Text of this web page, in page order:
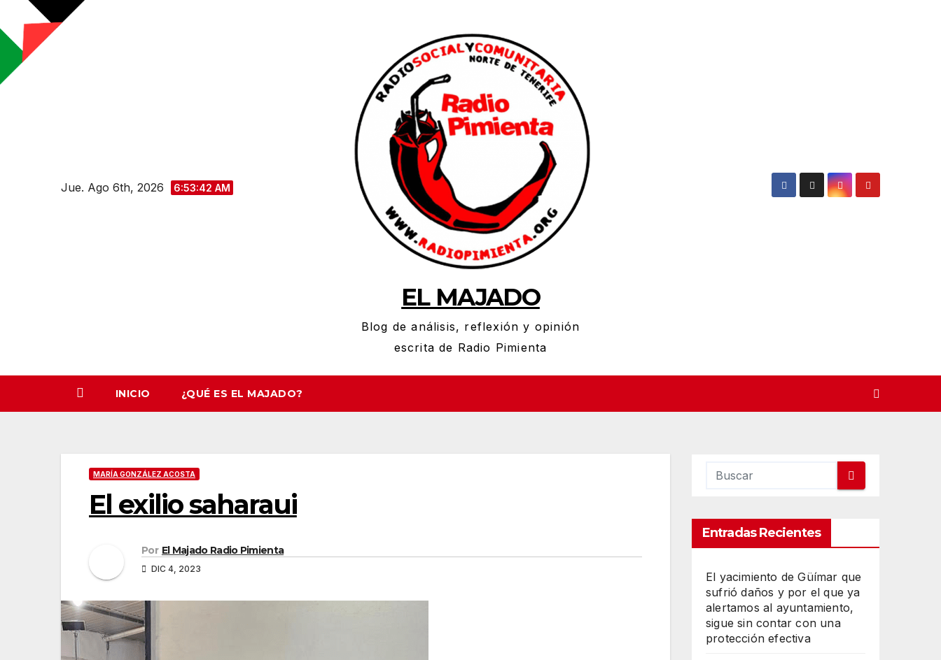
al
contenido
Jue. Ago 6th, 2026 6:53:43 AM
EL MAJADO
Blog de análisis, reflexión y opinión
escrita de Radio Pimienta
INICIO ¿QUÉ ES EL MAJADO?
MARÍA GONZÁLEZ ACOSTA
El exilio saharaui
Por El Majado Radio Pimienta
DIC 4, 2023
Entradas Recientes
El yacimiento de Güímar que
sufrió daños y por el que ya
alertamos al ayuntamiento,
sigue sin contar con una
protección efectiva